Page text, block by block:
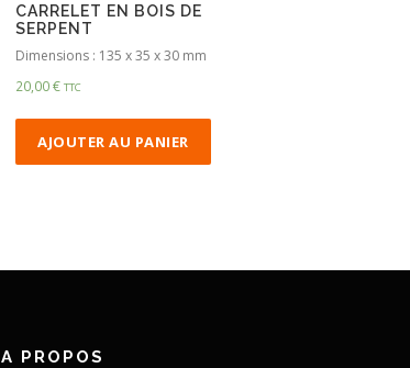
CARRELET EN BOIS DE
SERPENT
Dimensions : 135 x 35 x 30 mm
20,00€ TTC
AJOUTER AU PANIER
A PROPOS